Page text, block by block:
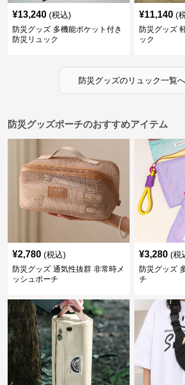
¥13,240 (税込)
防災グッズ 多機能ポケット付き
防災リュック
¥11,140 (
防災グッズ
ック
防災グッズのリュック一覧へ
防災グッズポーチのおすすめアイテム
¥2,780 (税込)
防災グッズ 通気性抜群 非常時メ
ッシュポーチ
¥3,280 (税
防災グッズ
チ